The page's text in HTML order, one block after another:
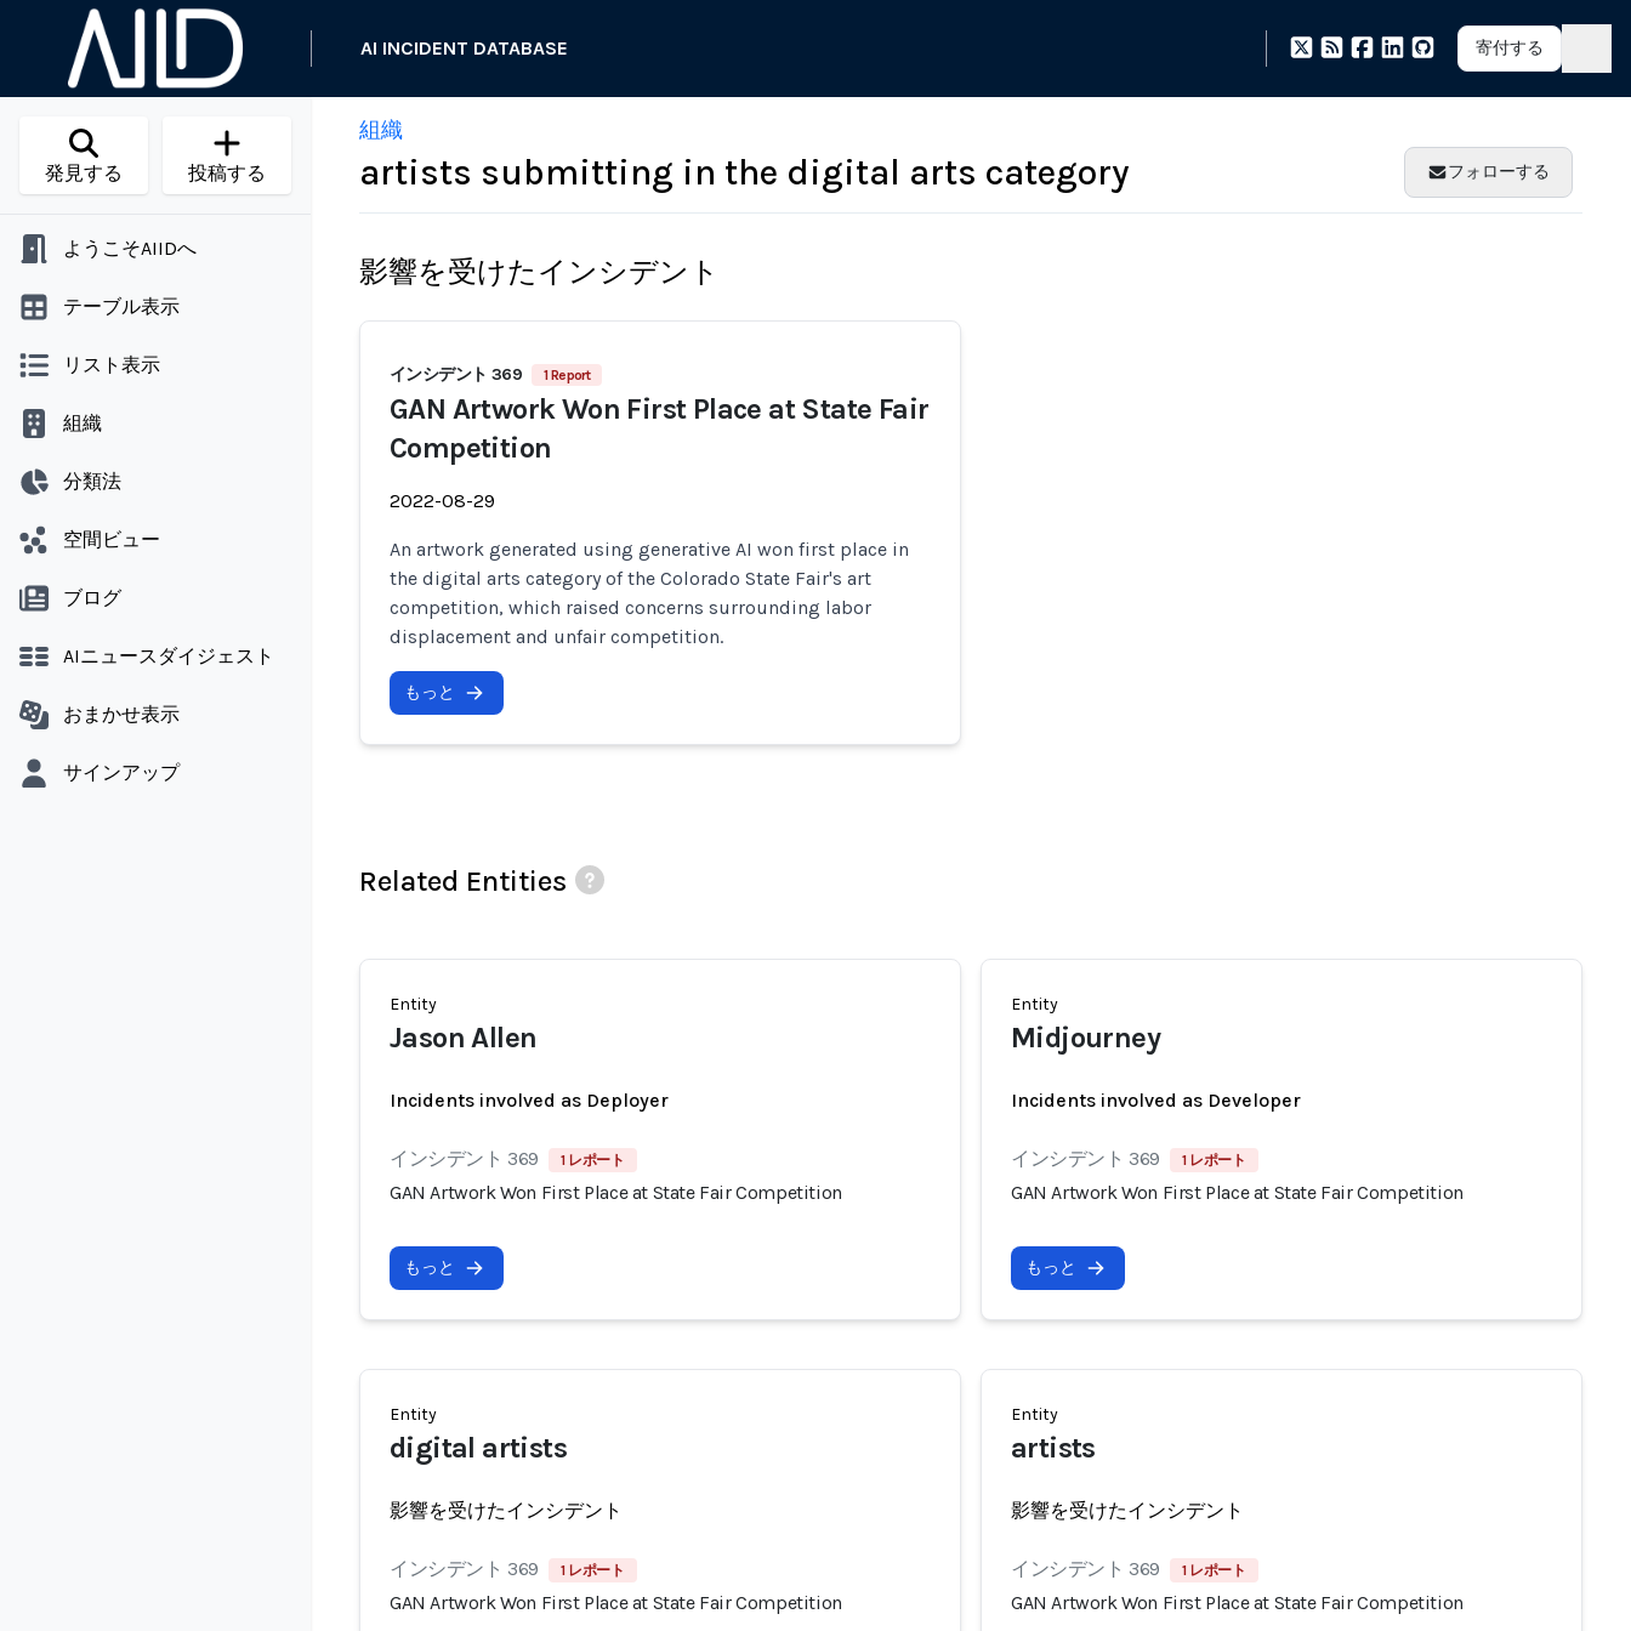
AI INCIDENT DATABASE 寄付する
発見する 投稿する
ようこそAIIDへ
テーブル表示
リスト表示
組織
分類法
空間ビュー
ブログ
AIニュースダイジェスト
おまかせ表示
サインアップ
組織
artists submitting in the digital arts category フォローする
影響を受けたインシデント
インシデント 369 1 Report
GAN Artwork Won First Place at State Fair
Competition
2022-08-29
An artwork generated using generative AI won first place in
the digital arts category of the Colorado State Fair's art
competition, which raised concerns surrounding labor
displacement and unfair competition.
もっと
Related Entities
Entity
Jason Allen
Incidents involved as Deployer
インシデント 369 1 レポート
GAN Artwork Won First Place at State Fair Competition
もっと
Entity
Midjourney
Incidents involved as Developer
インシデント 369 1 レポート
GAN Artwork Won First Place at State Fair Competition
もっと
Entity
digital artists
影響を受けたインシデント
インシデント 369 1 レポート
GAN Artwork Won First Place at State Fair Competition
Entity
artists
影響を受けたインシデント
インシデント 369 1 レポート
GAN Artwork Won First Place at State Fair Competition